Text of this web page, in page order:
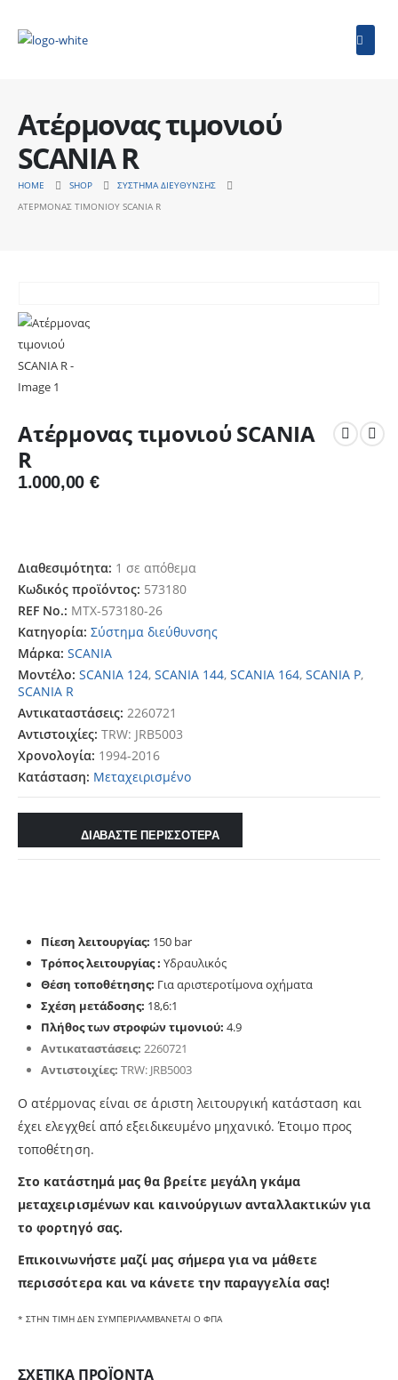
Ατέρμονας τιμονιού
SCANIA R
HOME SHOP
ΣΎΣΤΗΜΑ ΔΙΕΎΘΥΝΣΗΣ
ΑΤΈΡΜΟΝΑΣ ΤΙΜΟΝΙΟΎ SCANIA R
Ατέρμονας τιμονιού SCANIA
R
1.000,00 €
Διαθεσιμότητα: 1 σε απόθεμα
Κωδικός προϊόντος: 573180
REF No.: MTX-573180-26
Κατηγορία: Σύστημα διεύθυνσης
Μάρκα: SCANIA
Μοντέλο: SCANIA 124, SCANIA 144, SCANIA 164, SCANIA P,
SCANIA R
Αντικαταστάσεις: 2260721
Αντιστοιχίες: TRW: JRB5003
Χρονολογία: 1994-2016
Κατάσταση: Μεταχειρισμένο
ΔΙΑΒΑΣΤΕ ΠΕΡΙΣΣΟΤΕΡΑ
Πίεση λειτουργίας: 150 bar
Τρόπος λειτουργίας : Υδραυλικός
Θέση τοποθέτησης: Για αριστεροτίμονα οχήματα
Σχέση μετάδοσης: 18,6:1
Πλήθος των στροφών τιμονιού: 4.9
Αντικαταστάσεις: 2260721
Αντιστοιχίες: TRW: JRB5003
Ο ατέρμονας είναι σε άριστη λειτουργική κατάσταση και
έχει ελεγχθεί από εξειδικευμένο μηχανικό. Έτοιμo προς
τοποθέτηση.
Στο κατάστημά μας θα βρείτε μεγάλη γκάμα
μεταχειρισμένων και καινούργιων ανταλλακτικών για
το φορτηγό σας.
Επικοινωνήστε μαζί μας σήμερα για να μάθετε
περισσότερα και να κάνετε την παραγγελία σας!
* ΣΤΗΝ ΤΙΜΗ ΔΕΝ ΣΥΜΠΕΡΙΛΑΜΒΑΝΕΤΑΙ Ο ΦΠΑ
ΣΧΕΤΙΚΆ ΠΡΟΪΌΝΤΑ